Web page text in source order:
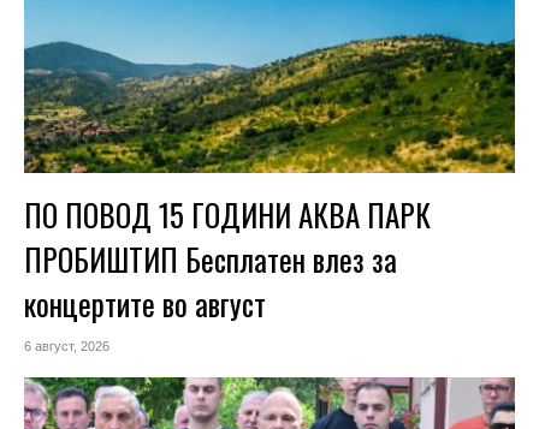
ПО ПОВОД 15 ГОДИНИ АКВА ПАРК
ПРОБИШТИП Бесплатен влез за
концертите во август
6 август, 2026